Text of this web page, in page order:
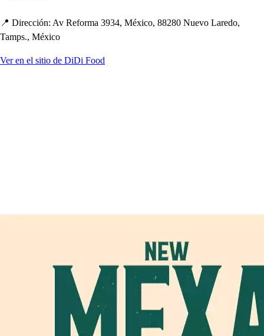
📍 Dirección: Av Reforma 3934, México, 88280 Nuevo Laredo,
Tamps., México
Ver en el sitio de DiDi Food